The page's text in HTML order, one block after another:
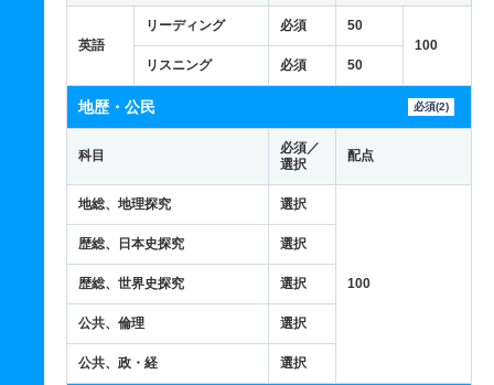
英語
リーディング 必須
50
100
リスニング
必須 50
地歴・公民 必須(2)
科目
必須／
選択
配点
地総、地理探究 選択
100
歴総、日本史探究 選択
歴総、世界史探究 選択
公共、倫理 選択
公共、政・経 選択